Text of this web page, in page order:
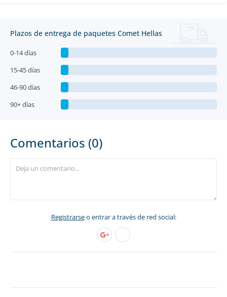
Plazos de entrega de paquetes Comet Hellas
0-14 días
15-45 días
46-90 días
90+ días
Comentarios (0)
Registrarseo entrar a través de red social: